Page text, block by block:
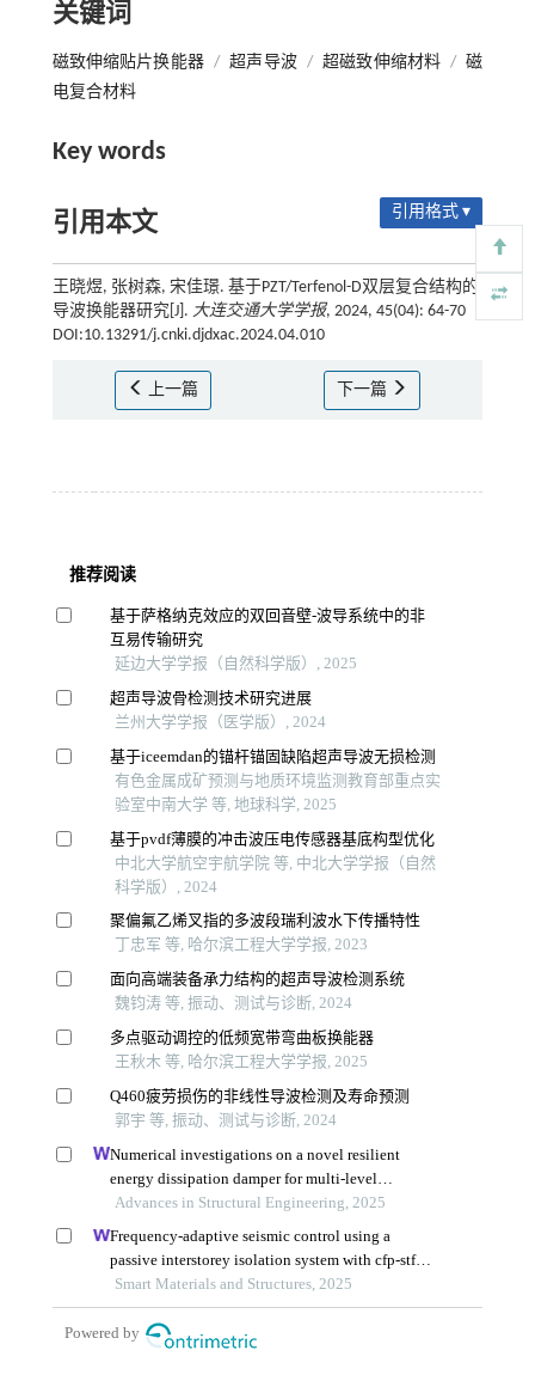
关键词
磁致伸缩贴片换能器 / 超声导波 / 超磁致伸缩材料 / 磁
电复合材料
Key words
引用本文 引用格式 ▾
王晓煜, 张树森, 宋佳璟. 基于PZT/Terfenol-D双层复合结构的
导波换能器研究[J]. 大连交通大学学报, 2024, 45(04): 64-70
DOI:10.13291/j.cnki.djdxac.2024.04.010
上一篇 下一篇